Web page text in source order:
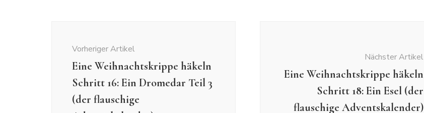
Vorheriger Artikel
Eine Weihnachtskrippe häkeln
Schritt 16: Ein Dromedar Teil 3
(der flauschige
Nächster Artikel
Eine Weihnachtskrippe häkeln
Schritt 18: Ein Esel (der
flauschige Adventskalender)